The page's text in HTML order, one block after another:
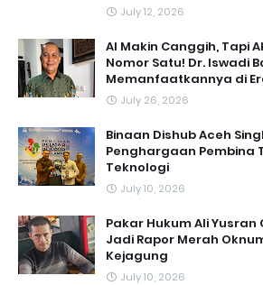
July 12, 2026
AI Makin Canggih, Tapi
Nomor Satu! Dr. Iswadi
Memanfaatkannya di
July 26, 2026
Binaan Dishub Aceh
Penghargaan Pembina
Teknologi
July 10, 2026
Pakar Hukum Ali Yusran
Jadi Rapor Merah
Kejagung
July 10, 2026